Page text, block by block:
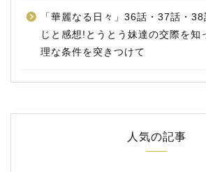
「華麗なる日々」36話・37話・
じと感想!とうとう妹達の交際を知
理な条件を突きつけて
人気の記事